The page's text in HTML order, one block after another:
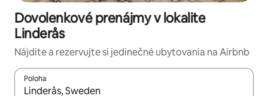
Dovolenkové prenájmy v lokalite
Linderås
Nájdite a rezervujte si jedinečné ubytovania na Airbnb
Poloha
Keď budú výsledky k dispozícii, môžete si ich prechádzať